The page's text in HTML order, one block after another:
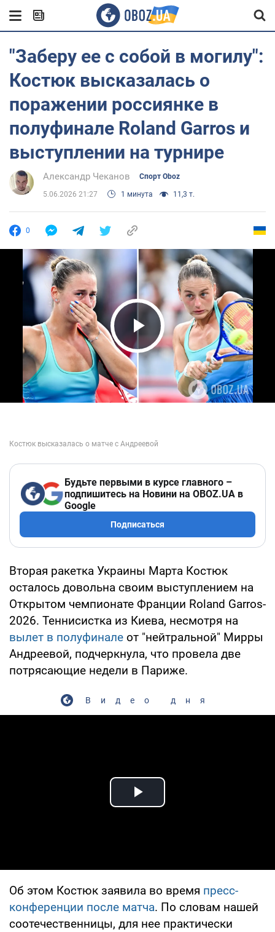
"Заберу ее с собой в могилу":
Костюк высказалась о
поражении россиянке в
полуфинале Roland Garros и
выступлении на турнире
Александр Чеканов Спорт Oboz
5.06.2026 21:27 1 минута 11,3 т.
0
Play Video
Будьте первыми в курсе главного –
подпишитесь на Новини на OBOZ.UA в
Google
Подписаться
Вторая ракетка Украины Марта Костюк
осталось довольна своим выступлением на
Открытом чемпионате Франции Roland Garros-
2026. Теннисистка из Киева, несмотря на
вылет в полуфинале от "нейтральной" Мирры
Андреевой, подчеркнула, что провела две
потрясающие недели в Париже.
Видео дня
Play Video
Об этом Костюк заявила во время пресс-
конференции после матча. По словам нашей
соотечественницы, для нее практически